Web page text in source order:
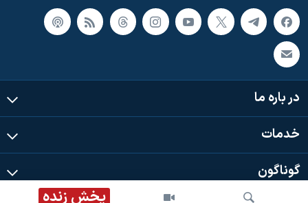
پخش زنده
در باره ما
خدمات
گوناگون